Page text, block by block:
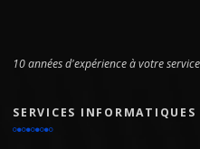
10 années d'expérience à votre service
SERVICES INFORMATIQUES